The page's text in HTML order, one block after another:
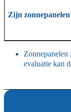
Zijn
Zonnepanelen
evaluatie kan